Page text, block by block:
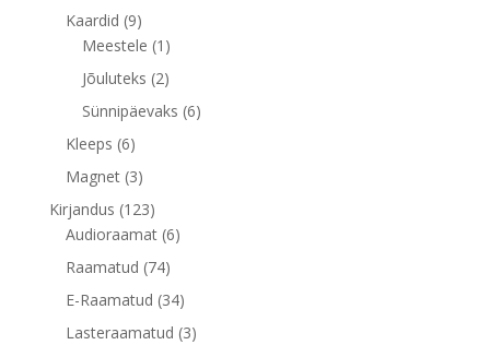
Kaardid 99
toodet
Meestele 1 1
toode
Jõuluteks 22
toodet
Sünnipäevaks 66
Kleeps 66
toodet
Magnet 33
toodet
Kirjandus 123123
toodet
Audioraamat 66
Raamatud 7474
toodet
E-Raamatud 3434
toodet
Lasteraamatud 33